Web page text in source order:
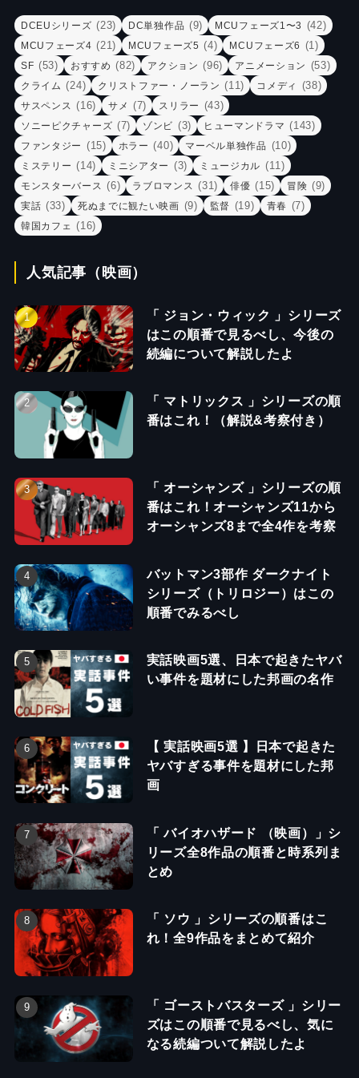
DCEUシリーズ (23) DC単独作品 (9) MCUフェーズ1〜3 (42)
MCUフェーズ4 (21) MCUフェーズ5 (4) MCUフェーズ6 (1)
SF (53) おすすめ (82) アクション (96) アニメーション (53)
クライム (24) クリストファー・ノーラン (11) コメディ (38)
サスペンス (16) サメ (7) スリラー (43)
ソニーピクチャーズ (7) ゾンビ (3) ヒューマンドラマ (143)
ファンタジー (15) ホラー (40) マーベル単独作品 (10)
ミステリー (14) ミニシアター (3) ミュージカル (11)
モンスターバース (6) ラブロマンス (31) 俳優 (15) 冒険 (9)
実話 (33) 死ぬまでに観たい映画 (9) 監督 (19) 青春 (7)
韓国カフェ (16)
人気記事（映画）
「 ジョン・ウィック 」シリーズ
はこの順番で見るべし、今後の
続編について解説したよ
「 マトリックス 」シリーズの順
番はこれ！（解説&考察付き）
「 オーシャンズ 」シリーズの順
番はこれ！オーシャンズ11から
オーシャンズ8まで全4作を考察
バットマン3部作 ダークナイト
シリーズ（トリロジー）はこの
順番でみるべし
実話映画5選、日本で起きたヤバ
い事件を題材にした邦画の名作
【 実話映画5選 】日本で起きた
ヤバすぎる事件を題材にした邦
画
「 バイオハザード （映画）」シ
リーズ全8作品の順番と時系列ま
とめ
「 ソウ 」シリーズの順番はこ
れ！全9作品をまとめて紹介
「 ゴーストバスターズ 」シリー
ズはこの順番で見るべし、気に
なる続編ついて解説したよ